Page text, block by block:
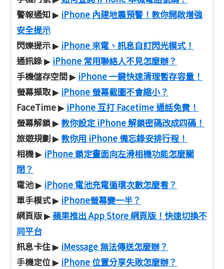
警報通知 ▶ iPhone 內建地震預警！教你開啟增強
安全提示
閃爍提示▶ iPhone 來電、訊息自訂閃光模式！
通訊錄▶ iPhone 常用聯絡人不見怎麼辦？
手機儲存空間▶ iPhone 一鍵快速清理暫存容量！
螢幕擷取▶ iPhone 螢幕截圖不會縮小？
FaceTime▶ iPhone 互打 Facetime 通話免費！
螢幕解鎖▶教你設定 iPhone 解鎖密碼改成四碼！
旅遊規劃▶教你用 iPhone 備忘錄安排行程！
相機▶ iPhone 鎖定畫面向左滑相機功能怎麼關
閉？
電池▶ iPhone 電池充電循環次數怎麼看？
單手模式▶ iPhone螢幕變一半？
網頁版▶蘋果推出 App Store 網頁版！快速切換不
同平台
訊息卡住▶ iMessage 無法傳送怎麼辦？
手機定位▶ iPhone 位置分享失敗怎麼辦？